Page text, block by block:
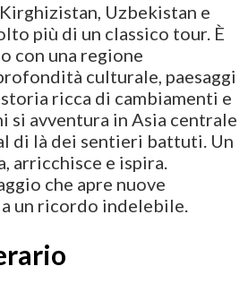
Uzbekistan e
più di un classico tour. È
con una regione
culturale, paesaggi
ricca di cambiamenti e
si avventura in Asia centrale
di là dei sentieri battuti. Un
arricchisce e ispira.
che apre nuove
un ricordo indelebile.